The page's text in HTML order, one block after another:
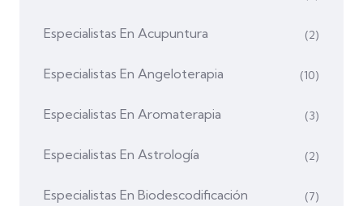
Especialistas En Acupuntura (2)
Especialistas En Angeloterapia (10)
Especialistas En Aromaterapia (3)
Especialistas En Astrología (2)
Especialistas En Biodescodificación (7)